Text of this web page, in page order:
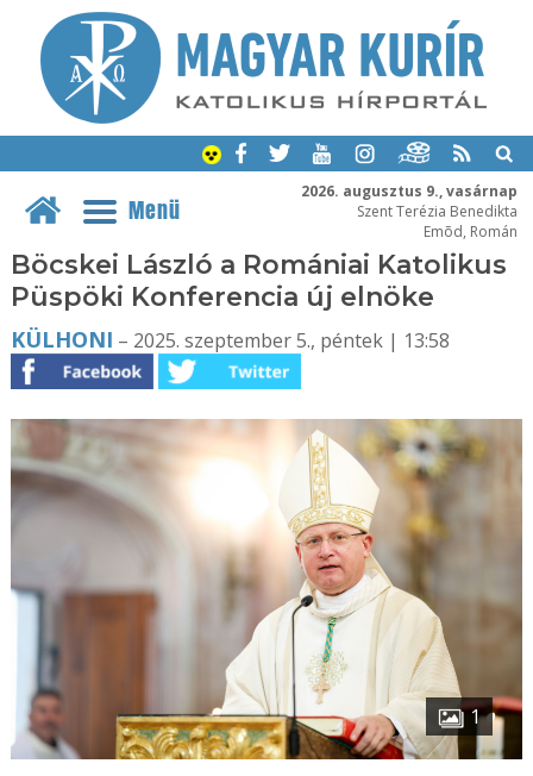
2026. augusztus 9., vasárnap
Szent Terézia Benedikta
Emõd, Román
Menü
Böcskei László a Romániai Katolikus
Püspöki Konferencia új elnöke
KÜLHONI – 2025. szeptember 5., péntek | 13:58
1